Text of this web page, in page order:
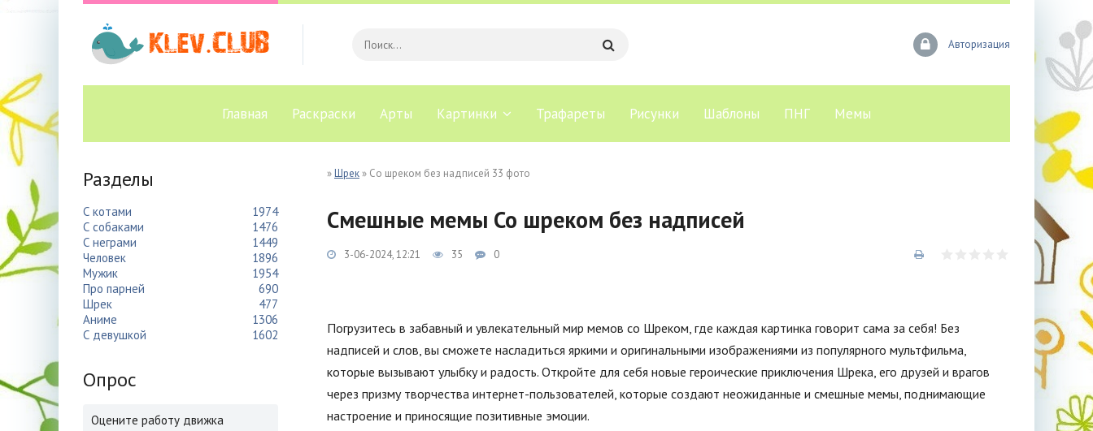
Авторизация
Главная Раскраски Арты Картинки Трафареты Рисунки Шаблоны ПНГ Мемы
»Шрек » Со шреком без надписей 33 фото
Смешные мемы Со шреком без надписей
3-06-2024, 12:21 35 0
Погрузитесь в забавный и увлекательный мир мемов со Шреком, где каждая картинка говорит сама за себя! Без
надписей и слов, вы сможете насладиться яркими и оригинальными изображениями из популярного мультфильма,
которые вызывают улыбку и радость. Откройте для себя новые героические приключения Шрека, его друзей и врагов
через призму творчества интернет-пользователей, которые создают неожиданные и смешные мемы, поднимающие
настроение и приносящие позитивные эмоции.
Разделы
С котами
1974
С собаками
1476
С неграми
1449
Человек
1896
Мужик
1954
Про парней
690
Шрек
477
Аниме
1306
С девушкой
1602
Опрос
Оцените работу движка